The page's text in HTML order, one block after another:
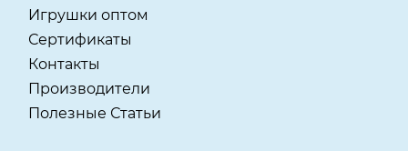
Игрушки оптом
Сертификаты
Контакты
Производители
Полезные Статьи